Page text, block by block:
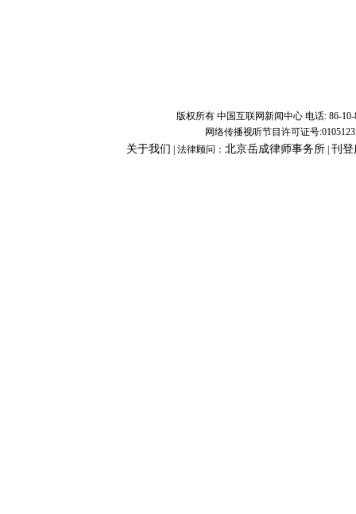
版权所有 中国互联网新闻中心 电话: 86-10-
网络传播视听节目许可证号
关于我们 | 法律顾问： 北京岳成律师事务所 刊登